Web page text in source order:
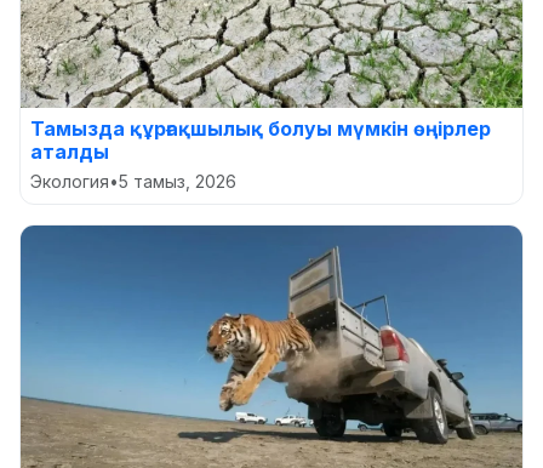
Тамызда құрғақшылық болуы мүмкін өңірлер
аталды
Экология•5 тамыз, 2026